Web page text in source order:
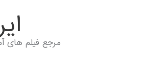
مرجع فیلم های